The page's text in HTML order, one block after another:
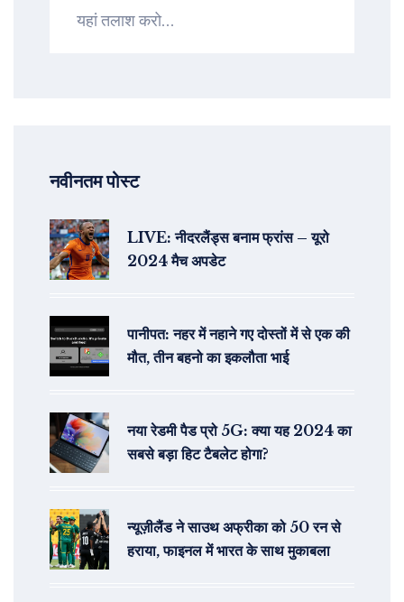
नवीनतम पोस्ट
LIVE: नीदरलैंड्स बनाम फ्रांस – यूरो
2024 मैच अपडेट
पानीपत: नहर में नहाने गए दोस्तों में से एक की
मौत, तीन बहनो का इकलौता भाई
नया रेडमी पैड प्रो 5G: क्या यह 2024 का
सबसे बड़ा हिट टैबलेट होगा?
न्यूज़ीलैंड ने साउथ अफ्रीका को 50 रन से
हराया, फाइनल में भारत के साथ मुकाबला